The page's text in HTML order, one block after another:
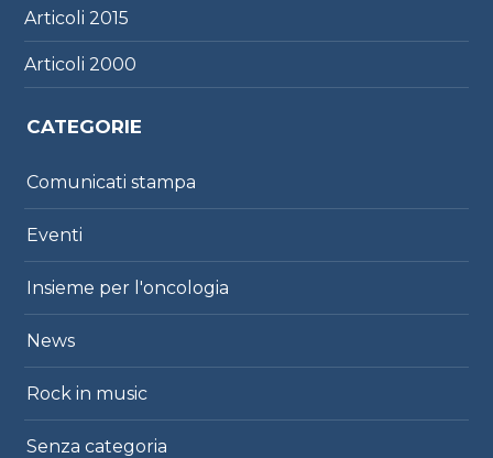
Articoli2015
Articoli2000
CATEGORIE
Comunicati stampa
Eventi
Insieme per l'oncologia
News
Rock in music
Senza categoria